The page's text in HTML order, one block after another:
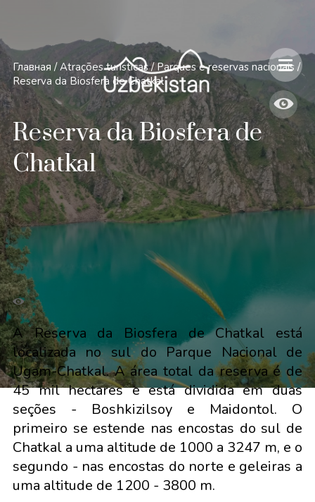
Главная / Atrações turísticas / Parques e reservas nacionais /
Reserva da Biosfera de Chatkal
Reserva da Biosfera de
Chatkal
A Reserva da Biosfera de Chatkal está
localizada no sul do Parque Nacional de
Ugam-Chatkal. A área total da reserva é de
45 mil hectares e está dividida em duas
seções - Boshkizilsoy e Maidontol. O
primeiro se estende nas encostas do sul de
Chatkal a uma altitude de 1000 a 3247 m, e o
segundo - nas encostas do norte e geleiras a
uma altitude de 1200 - 3800 m.